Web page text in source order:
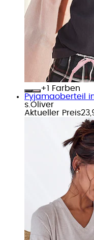
+
Farben
Pyjamaoberteil
s.Oliver
Aktueller Preis